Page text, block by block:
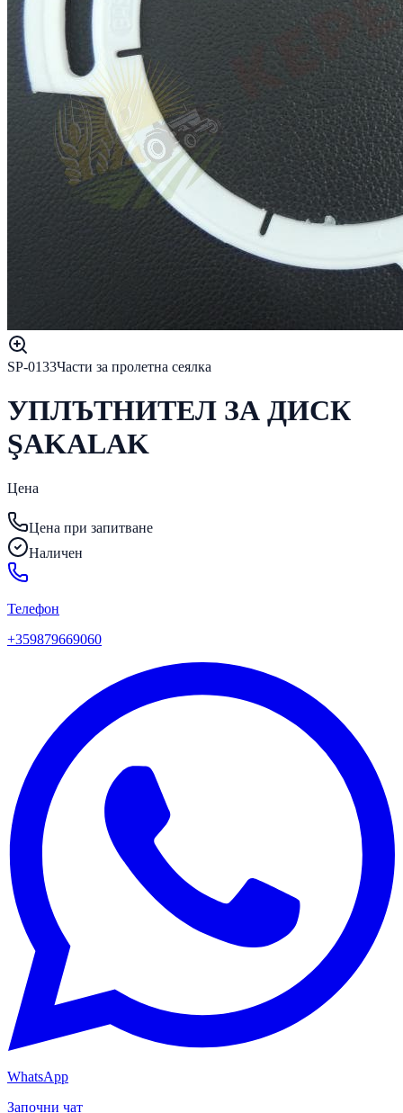
SP-0133Части за пролетна сеялка
УПЛЪТНИТЕЛ ЗА ДИСК
ŞAKALAK
Цена
Цена при запитване
Наличен
Телефон
+359879669060
WhatsApp
Започни чат